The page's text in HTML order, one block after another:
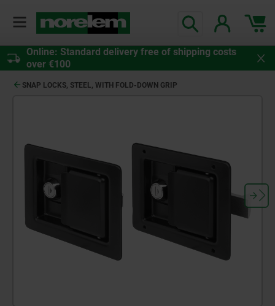
Online: Standard delivery free of shipping costs
over €100
SNAP LOCKS, STEEL, WITH FOLD-DOWN GRIP